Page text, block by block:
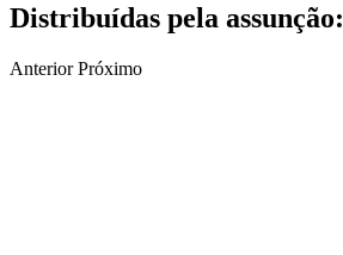
Distribuídas pela assunção:
Anterior Próximo